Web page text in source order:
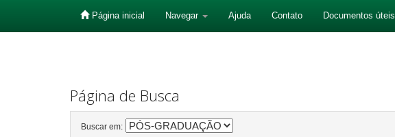
Página inicial Navegar Ajuda Contato Documentos úteis
Página de Busca
Buscar em: